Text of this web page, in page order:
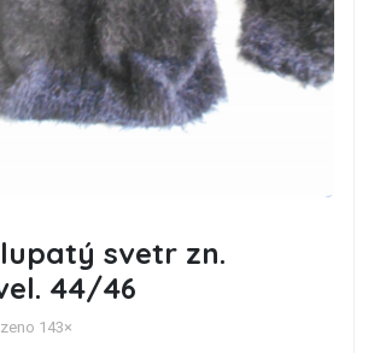
svetr zn.
44/46
143×